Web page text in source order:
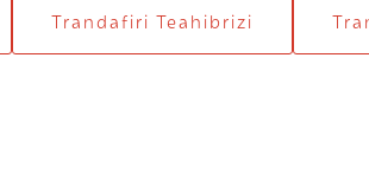
Trandafiri Teahibrizi